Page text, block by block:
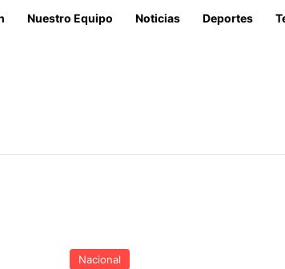
Nuestro Equipo Noticias Deportes
Nacional